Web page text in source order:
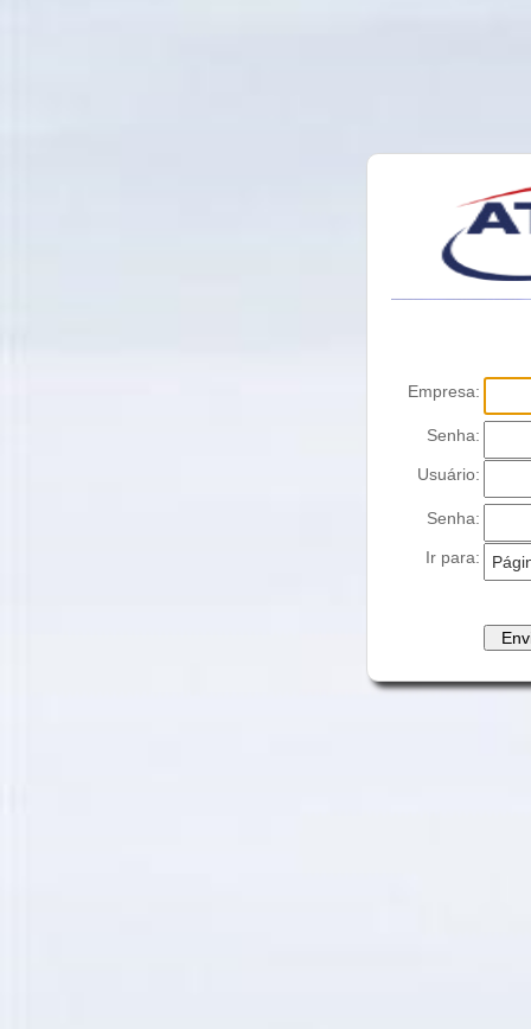
Empresa:
Senha:
Usuário:
Senha:
Ir para: